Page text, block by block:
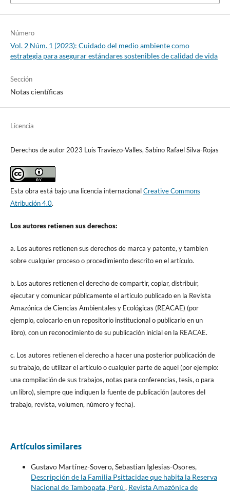
Número
Vol. 2 Núm. 1 (2023): Cuidado del medio ambiente como
estrategia para asegurar estándares sostenibles de calidad de vida
Sección
Notas científicas
Licencia
Derechos de autor 2023 Luis Traviezo-Valles, Sabino Rafael Silva-Rojas
Esta obra está bajo una licencia internacionalCreative Commons
Atribución 4.0.
Los autores retienen sus derechos:
a. Los autores retienen sus derechos de marca y patente, y tambien
sobre cualquier proceso o procedimiento descrito en el artículo.
b. Los autores retienen el derecho de compartir, copiar, distribuir,
ejecutar y comunicar públicamente el articulo publicado en la Revista
Amazónica de Ciencias Ambientales y Ecológicas (REACAE) (por
ejemplo, colocarlo en un repositorio institucional o publicarlo en un
libro), con un reconocimiento de su publicación inicial en la REACAE.
c. Los autores retienen el derecho a hacer una posterior publicación de
su trabajo, de utilizar el artículo o cualquier parte de aquel (por ejemplo:
una compilación de sus trabajos, notas para conferencias, tesis, o para
un libro), siempre que indiquen la fuente de publicación (autores del
trabajo, revista, volumen, número y fecha).
Artículos similares
Gustavo Martínez-Sovero, Sebastian Iglesias-Osores,
Descripción de la Familia Psittacidae que habita la Reserva
Nacional de Tambopata, Perú , Revista Amazónica de